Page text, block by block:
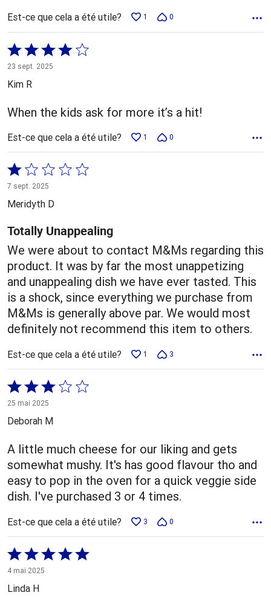
Est-ce que cela a été utile? 1 0
Coté
4 sur
5
23 sept. 2025
Kim R
When the kids ask for more it’s a hit!
Est-ce que cela a été utile? 1 0
Coté
1 sur
5
7 sept. 2025
Meridyth D
Totally Unappealing
We were about to contact M&Ms regarding this
product. It was by far the most unappetizing
and unappealing dish we have ever tasted. This
is a shock, since everything we purchase from
M&Ms is generally above par. We would most
definitely not recommend this item to others.
Est-ce que cela a été utile? 1 3
Coté
3 sur
5
25 mai 2025
Deborah M
A little much cheese for our liking and gets
somewhat mushy. It's has good flavour tho and
easy to pop in the oven for a quick veggie side
dish. I've purchased 3 or 4 times.
Est-ce que cela a été utile? 3 0
Coté
5 sur
5
4 mai 2025
Linda H